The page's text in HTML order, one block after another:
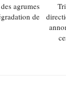
agrumes
de